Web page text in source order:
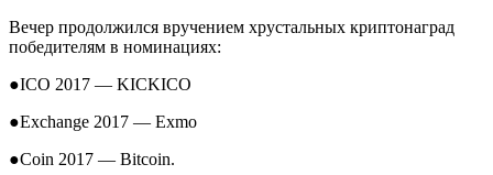
Вечер продолжился вручением хрустальных криптонаград
победителям в номинациях:
●ICO 2017 — KICKICO
●Exchange 2017 — Exmo
●Coin 2017 — Bitcoin.